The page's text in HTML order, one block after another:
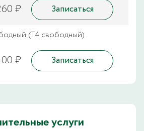
₽ Записаться
(Т4 свободный)
₽ Записаться
услуги